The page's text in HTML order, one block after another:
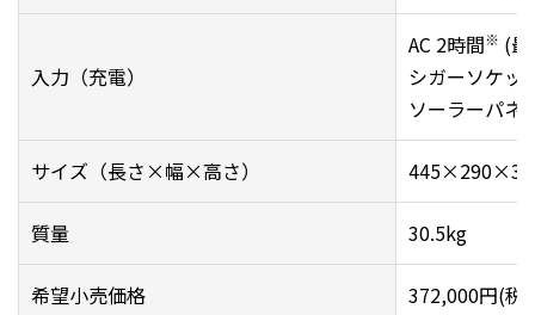
入力（充電）
AC 2時間※ (
シガーソケッ
ソーラーパネ
サイズ（長さ×幅×高さ）
質量 30.5kg
希望小売価格 372,000円(税